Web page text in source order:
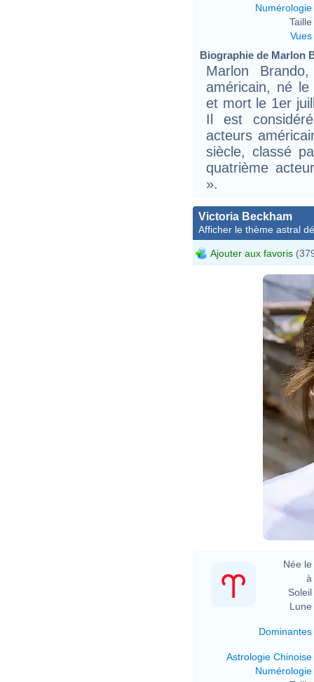
Numérologie
Taille
Vues
Biographie de Marlon
Marlon
américain, né
et mort le 1er
Il est
acteurs
siècle, classé
quatrième
».
Victoria Beckham
Afficher le thème astral
Ajouter aux favoris
Née le
à
Soleil
Lune
Dominantes
Astrologie Chinoise
Numérologie